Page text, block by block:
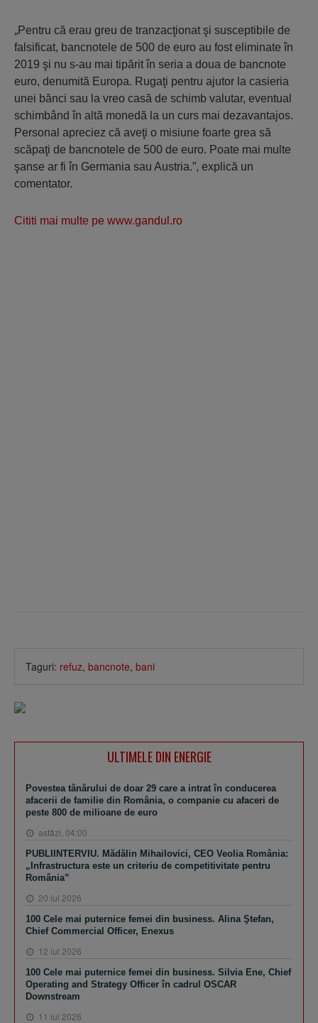
„Pentru că erau greu de tranzacţionat şi susceptibile de
falsificat, bancnotele de 500 de euro au fost eliminate în
2019 şi nu s-au mai tipărit în seria a doua de bancnote
euro, denumită Europa. Rugaţi pentru ajutor la casieria
unei bănci sau la vreo casă de schimb valutar, eventual
schimbând în altă monedă la un curs mai dezavantajos.
Personal apreciez că aveţi o misiune foarte grea să
scăpaţi de bancnotele de 500 de euro. Poate mai multe
şanse ar fi în Germania sau Austria.”, explică un
comentator.
Cititi mai multe pe www.gandul.ro
Taguri: refuz, bancnote, bani
ULTIMELE DIN ENERGIE
Povestea tânărului de doar 29 care a intrat în conducerea
afacerii de familie din România, o companie cu afaceri de
peste 800 de milioane de euro
astăzi, 04:00
PUBLIINTERVIU. Mădălin Mihailovici, CEO Veolia România:
„Infrastructura este un criteriu de competitivitate pentru
România”
20 iul 2026
100 Cele mai puternice femei din business. Alina Ştefan,
Chief Commercial Officer, Enexus
12 iul 2026
100 Cele mai puternice femei din business. Silvia Ene, Chief
Operating and Strategy Officer în cadrul OSCAR
Downstream
11 iul 2026